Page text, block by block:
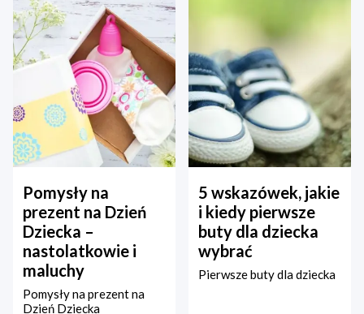
Pomysły na
prezent na Dzień
Dziecka –
nastolatkowie i
maluchy
Pomysły na prezent na
Dzień Dziecka
5 wskazówek, jakie
i kiedy pierwsze
buty dla dziecka
wybrać
Pierwsze buty dla dziecka